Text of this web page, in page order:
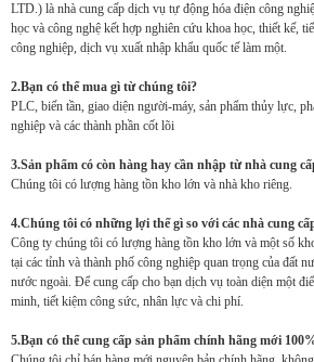
LTD.) là nhà cung cấp dịch vụ tự động hóa điện công
học và công nghệ kết hợp nghiên cứu khoa học, thiết kế,
công nghiệp, dịch vụ xuất nhập khẩu quốc tế làm một.
2.Bạn có thể mua gì từ chúng tôi?
PLC, biến tần, giao diện người-máy, sản phẩm thủy lực,
nghiệp và các thành phần cốt lõi
3.Sản phẩm có còn hàng hay cần nhập từ nhà cung
Chúng tôi có lượng hàng tồn kho lớn và nhà kho riêng.
4.Chúng tôi có những lợi thế gì so với các nhà cung
Công ty chúng tôi có lượng hàng tồn kho lớn và một số
tại các tỉnh và thành phố công nghiệp quan trọng của đất
nước ngoài. Để cung cấp cho bạn dịch vụ toàn diện một
minh, tiết kiệm công sức, nhân lực và chi phí.
5.Bạn có thể cung cấp sản phẩm chính hãng mới